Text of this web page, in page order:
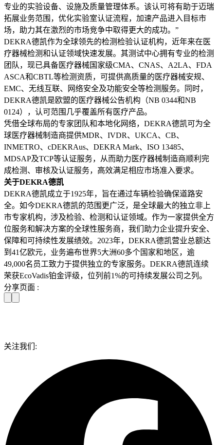
专业的实验设备、设施及质量管理体系。该认可将有助于迈瑞
拓展业务范围，优化实验室认证流程，加速产品进入目标市
场，助力其在激烈的市场竞争中取得更大的成功。”
DEKRA德凯作为全球领先的检测检验认证机构，近年来在医
疗器械检测和认证领域快速发展。其测试中心拥有专业的检测
团队，现已具备医疗器械国家级CMA、CNAS、A2LA、FDA
ASCA和CBTL等检测资质，可提供高质量的医疗器械安规、
EMC、无线互联、网络安全及功能安全等检测服务。同时，
DEKRA德凯是欧盟的医疗器械公告机构（NB 0344和NB
0124），认可范围几乎覆盖所有医疗产品。
凭借全球布局的专家团队和本地化网络，DEKRA德凯可为全
球医疗器械制造商提供MDR、IVDR、UKCA、CB、
INMETRO、cDEKRAus、DEKRA Mark、ISO 13485、
MDSAP及TCP等认证服务，从而助力医疗器械制造商顺利完
成检测、审核及认证服务，高效满足相应市场准入要求。
关于DEKRA德凯
DEKRA德凯成立于1925年，旨在通过车辆检验确保道路安
全。如今DEKRA德凯的范围更广泛，是全球最大的独立非上
市专家机构，涉及检验、检测和认证领域。作为一家提供全方
位服务和解决方案的全球性服务商，我们助力企业提升安全、
保障和可持续性发展绩效。2023年，DEKRA德凯营业总额达
到41亿欧元，业务遍布世界5大洲60多个国家和地区，逾
49,000名员工致力于提供独立的专家服务。DEKRA德凯连续
荣获EcoVadis铂金评级，位列前1%的可持续发展公司之列。
分享页面 :
关注我们: